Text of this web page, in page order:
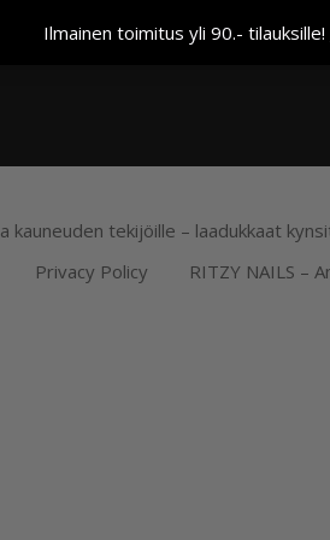
Ilmainen toimitus yli 90.- tilauksille!
kauneuden tekijöille – laadukkaat
Privacy Policy RITZY NAILS –